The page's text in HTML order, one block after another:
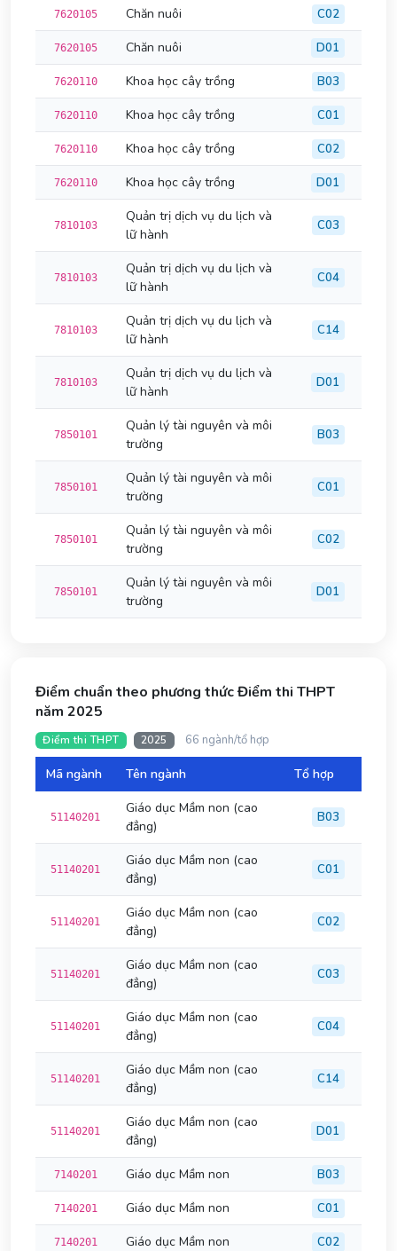
7620105 Chăn nuôi C02
7620105 Chăn nuôi D01
7620110 Khoa học cây trồng B03
7620110 Khoa học cây trồng C01
7620110 Khoa học cây trồng C02
7620110 Khoa học cây trồng D01
7810103
Quản trị dịch vụ du lịch và
lữ hành
C03
7810103
Quản trị dịch vụ du lịch và
lữ hành
C04
7810103
Quản trị dịch vụ du lịch và
lữ hành
C14
7810103
Quản trị dịch vụ du lịch và
lữ hành
D01
7850101
Quản lý tài nguyên và môi
trường
B03
7850101
Quản lý tài nguyên và môi
trường
C01
7850101
Quản lý tài nguyên và môi
trường
C02
7850101
Quản lý tài nguyên và môi
trường
D01
Điểm chuẩn theo phương thức Điểm thi THPT
năm 2025
Điểm thi THPT 2025 66 ngành/tổ hợp
Mã ngành Tên ngành Tổ hợp
51140201
Giáo dục Mầm non (cao
đẳng)
B03
51140201
Giáo dục Mầm non (cao
đẳng)
C01
51140201
Giáo dục Mầm non (cao
đẳng)
C02
51140201
Giáo dục Mầm non (cao
đẳng)
C03
51140201
Giáo dục Mầm non (cao
đẳng)
C04
51140201
Giáo dục Mầm non (cao
đẳng)
C14
51140201
Giáo dục Mầm non (cao
đẳng)
D01
7140201 Giáo dục Mầm non B03
7140201 Giáo dục Mầm non C01
7140201 Giáo dục Mầm non C02